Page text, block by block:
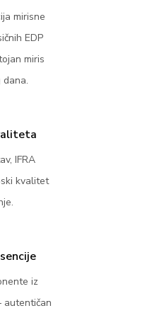
mirisne
EDP
miris
IFRA
kvalitet
iz
autentičan